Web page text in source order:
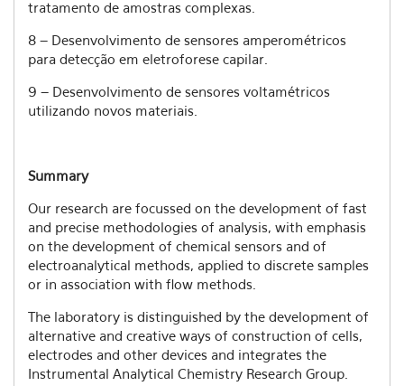
tratamento de amostras complexas.
8 – Desenvolvimento de sensores amperométricos
para detecção em eletroforese capilar.
9 – Desenvolvimento de sensores voltamétricos
utilizando novos materiais.
Summary
Our research are focussed on the development of fast
and precise methodologies of analysis, with emphasis
on the development of chemical sensors and of
electroanalytical methods, applied to discrete samples
or in association with flow methods.
The laboratory is distinguished by the development of
alternative and creative ways of construction of cells,
electrodes and other devices and integrates the
Instrumental Analytical Chemistry Research Group.